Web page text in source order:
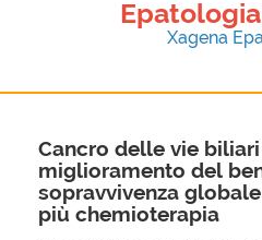
Xagena
Cancro delle vie
miglioramento del
sopravvivenza
più chemioterapia